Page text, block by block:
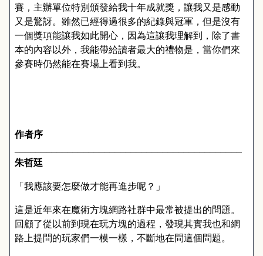
賽，主辦單位特別頒發給我十年成就獎，讓我又是感動
又是驚訝。雖然已經得過很多的紀錄與冠軍，但是沒有
一個獎項能讓我如此開心，因為這讓我理解到，除了書
本的內容以外，我能帶給讀者最大的禮物是，當你們來
參賽時仍然能在賽場上看到我。
作者序
朱哲廷
「我應該要怎麼做才能再進步呢？」
這是近年來在魔術方塊網路社群中最常被提出的問題。
回顧了從以前到現在玩方塊的過程，發現其實我也和網
路上提問的玩家們一模一樣，不斷地在問這個問題。